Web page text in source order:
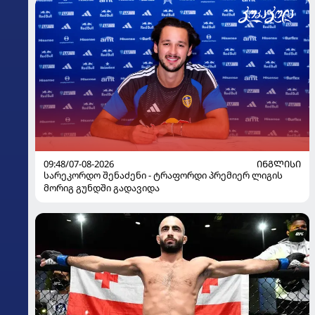
09:48/07-08-2026
ᲘᲜᲒᲚᲘᲡᲘ
სარეკორდო შენაძენი - ტრაფორდი პრემიერ ლიგის
მორიგ გუნდში გადავიდა